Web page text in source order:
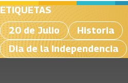
ETIQUETAS
20 de Julio
Historia
Dia de la Independencia